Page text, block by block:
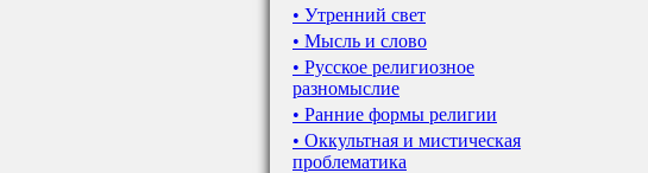
• Утренний свет
• Мысль и слово
• Русское религиозное
разномыслие
• Ранние формы религии
• Оккультная и мистическая
проблематика